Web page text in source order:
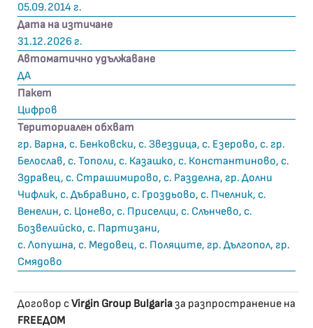
05.09.2014 г.
Дата на изтичане
31.12.2026 г.
Автоматично удължаване
ДА
Пакет
Цифров
Териториален обхват
гр. Варна, с. Бенковски, с. Звездица, с. Езерово, с. гр.
Белослав, с. Тополи, с. Казашко, с. Константиново, с.
Здравец, с. Страшимирово, с. Разделна, гр. Долни
Чифлик, с. Дъбравино, с. Гроздьово, с. Пчелник, с.
Венелин, с. Цонево, с. Приселци, с. Слънчево, с.
Бозвелийско, с. Партизани,
с. Лопушна, с. Медовец, с. Поляците, гр. Дългопол, гр.
Смядово
Договор сVirgin Group Bulgariaза разпространение на
FREEДОМ